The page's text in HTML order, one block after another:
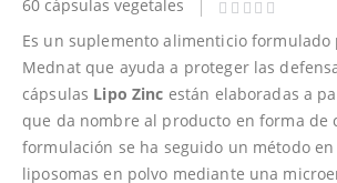
la
galería
imágenes
60 cápsulas vegetales
Es un suplemento alimenticio
Mednat que ayuda a proteger las
cápsulas Lipo Zinc están elaboradas a
que da nombre al producto en forma de
formulación se ha seguido un método
liposomas en polvo mediante una